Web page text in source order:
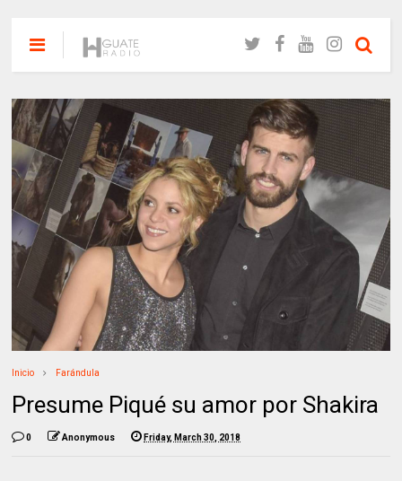
Inicio Farándula
Presume Piqué su amor por Shakira
0 Anonymous Friday, March 30, 2018